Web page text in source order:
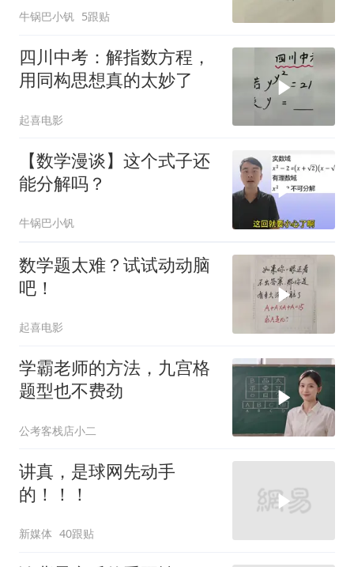
牛锅巴小钒 5跟贴
四川中考：解指数方程，
用同构思想真的太妙了
起喜电影
【数学漫谈】这个式子还
能分解吗？
牛锅巴小钒
数学题太难？试试动动脑
吧！
起喜电影
学霸老师的方法，九宫格
题型也不费劲
公考客栈店小二
讲真，是球网先动手
的！！！
新媒体 40跟贴